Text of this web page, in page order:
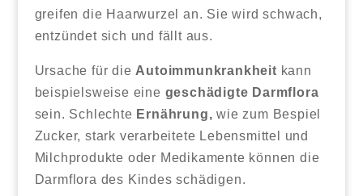
greifen die Haarwurzel an. Sie wird schwach,
entzündet sich und fällt aus.
Ursache für die Autoimmunkrankheit kann
beispielsweise eine geschädigte Darmflora
sein. Schlechte Ernährung, wie zum Bespiel
Zucker, stark verarbeitete Lebensmittel und
Milchprodukte oder Medikamente können die
Darmflora des Kindes schädigen.